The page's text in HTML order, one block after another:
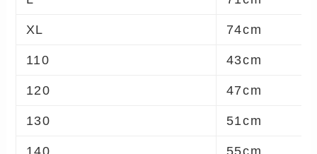
XL 74cm
110 43cm
120 47cm
130 51cm